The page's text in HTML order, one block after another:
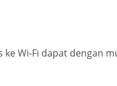
Wi-Fi dapat dengan